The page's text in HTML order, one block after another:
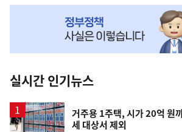
NOW,
뉴
스
실시간 인기뉴스
거주용 1주택, 시가 20억 원
세 대상서 제외